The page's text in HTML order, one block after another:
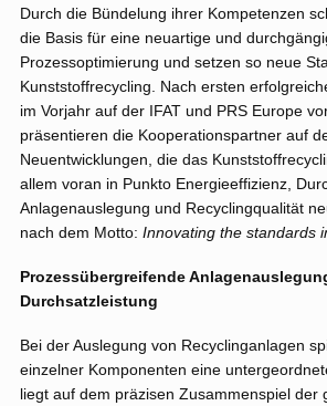
Durch die Bündelung ihrer Kompetenzen
die Basis für eine neuartige und
Prozessoptimierung und setzen so neue
Kunststoffrecycling. Nach ersten
im Vorjahr auf der IFAT und PRS Europe
präsentieren die Kooperationspartner auf
Neuentwicklungen, die das
allem voran in Punkto Energieeffizienz,
Anlagenauslegung und Recyclingqualität
nach dem Motto: Innovating the standards
Prozessübergreifende
Durchsatzleistung
Bei der Auslegung von Recyclinganlagen
einzelner Komponenten eine
liegt auf dem präzisen Zusammenspiel der